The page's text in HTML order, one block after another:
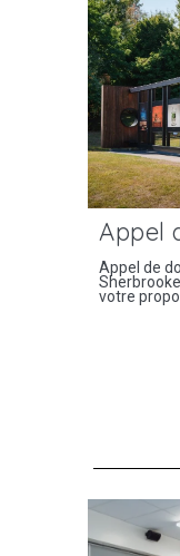
Appel
Appel de
votre